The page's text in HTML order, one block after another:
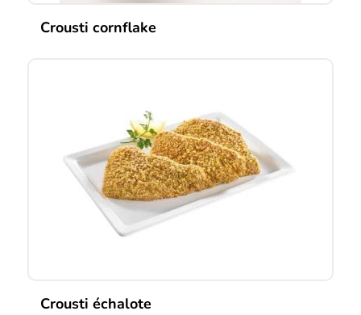
Crousti cornflake
Crousti échalote